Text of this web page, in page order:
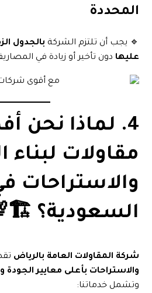
المحددة
🔹 يجب أن تلتزم الشركة بالجدول
عليها دون تأخير أو زيادة في
4. لماذا نحن
مقاولات لبناء
والاستراحات
السعودية؟
شركة المقاولات العامة بالرياض
والاستراحات بأعلى معايير
وتشمل خدماتنا: